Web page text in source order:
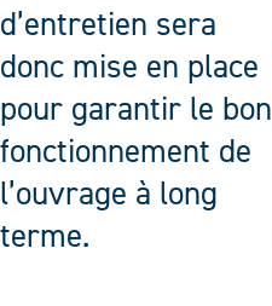
d’entretien sera
donc mise en place
pour garantir le bon
fonctionnement de
l’ouvrage à long
terme.